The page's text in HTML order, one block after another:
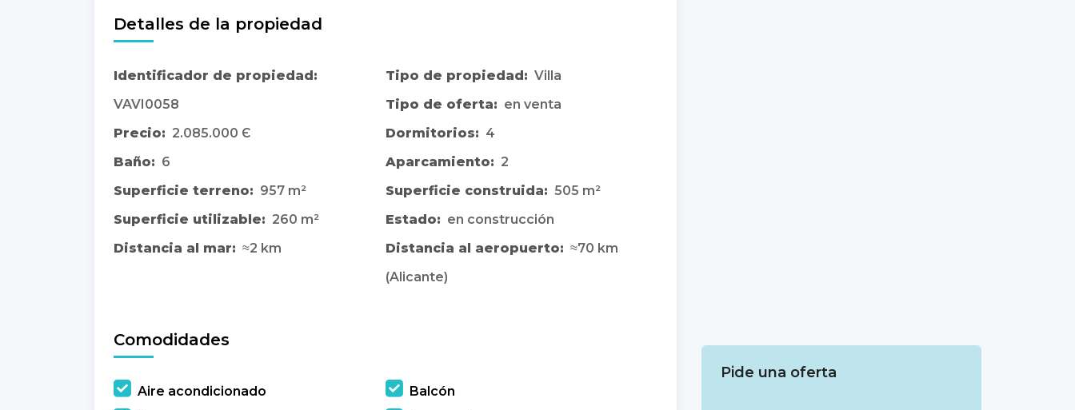
Detalles de la propiedad
Identificador de propiedad:
VAVI0058
Tipo de propiedad: Villa
Tipo de oferta: en venta
Precio: 2.085.000 Є Dormitorios: 4
Baño: 6 Aparcamiento: 2
Superficie terreno: 957 m² Superficie construida: 505 m²
Superficie utilizable: 260 m² Estado: en construcción
Distancia al mar: ≈2 km Distancia al aeropuerto: ≈70 km
(Alicante)
Comodidades
Aire acondicionado
Balcón
Pide una oferta